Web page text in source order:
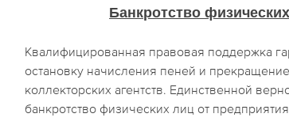
Банкротство
Квалифицированная правовая поддержка
остановку начисления пеней и
коллекторских агентств. Единственной
банкротство физических лиц от